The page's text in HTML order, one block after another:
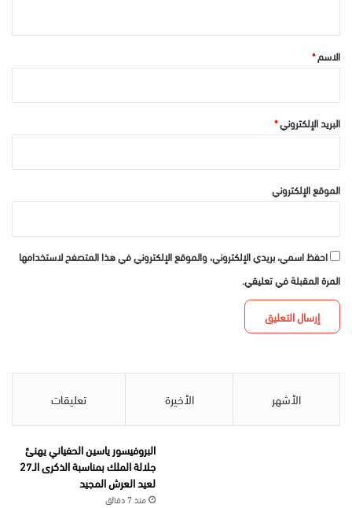
*الاسم*
البريد الإلكتروني*
الموقع الإلكتروني
احفظ اسمي، بريدي الإلكتروني، والموقع الإلكتروني في هذا المتصفح لاستخدامها
المرة المقبلة في تعليقي.
الأشهر الأخيرة تعليقات
البروفيسور ياسين الحفياني يهنئ
جلالة الملك بمناسبة الذكرى الـ27
لعيد العرش المجيد
منذ 7 دقائق